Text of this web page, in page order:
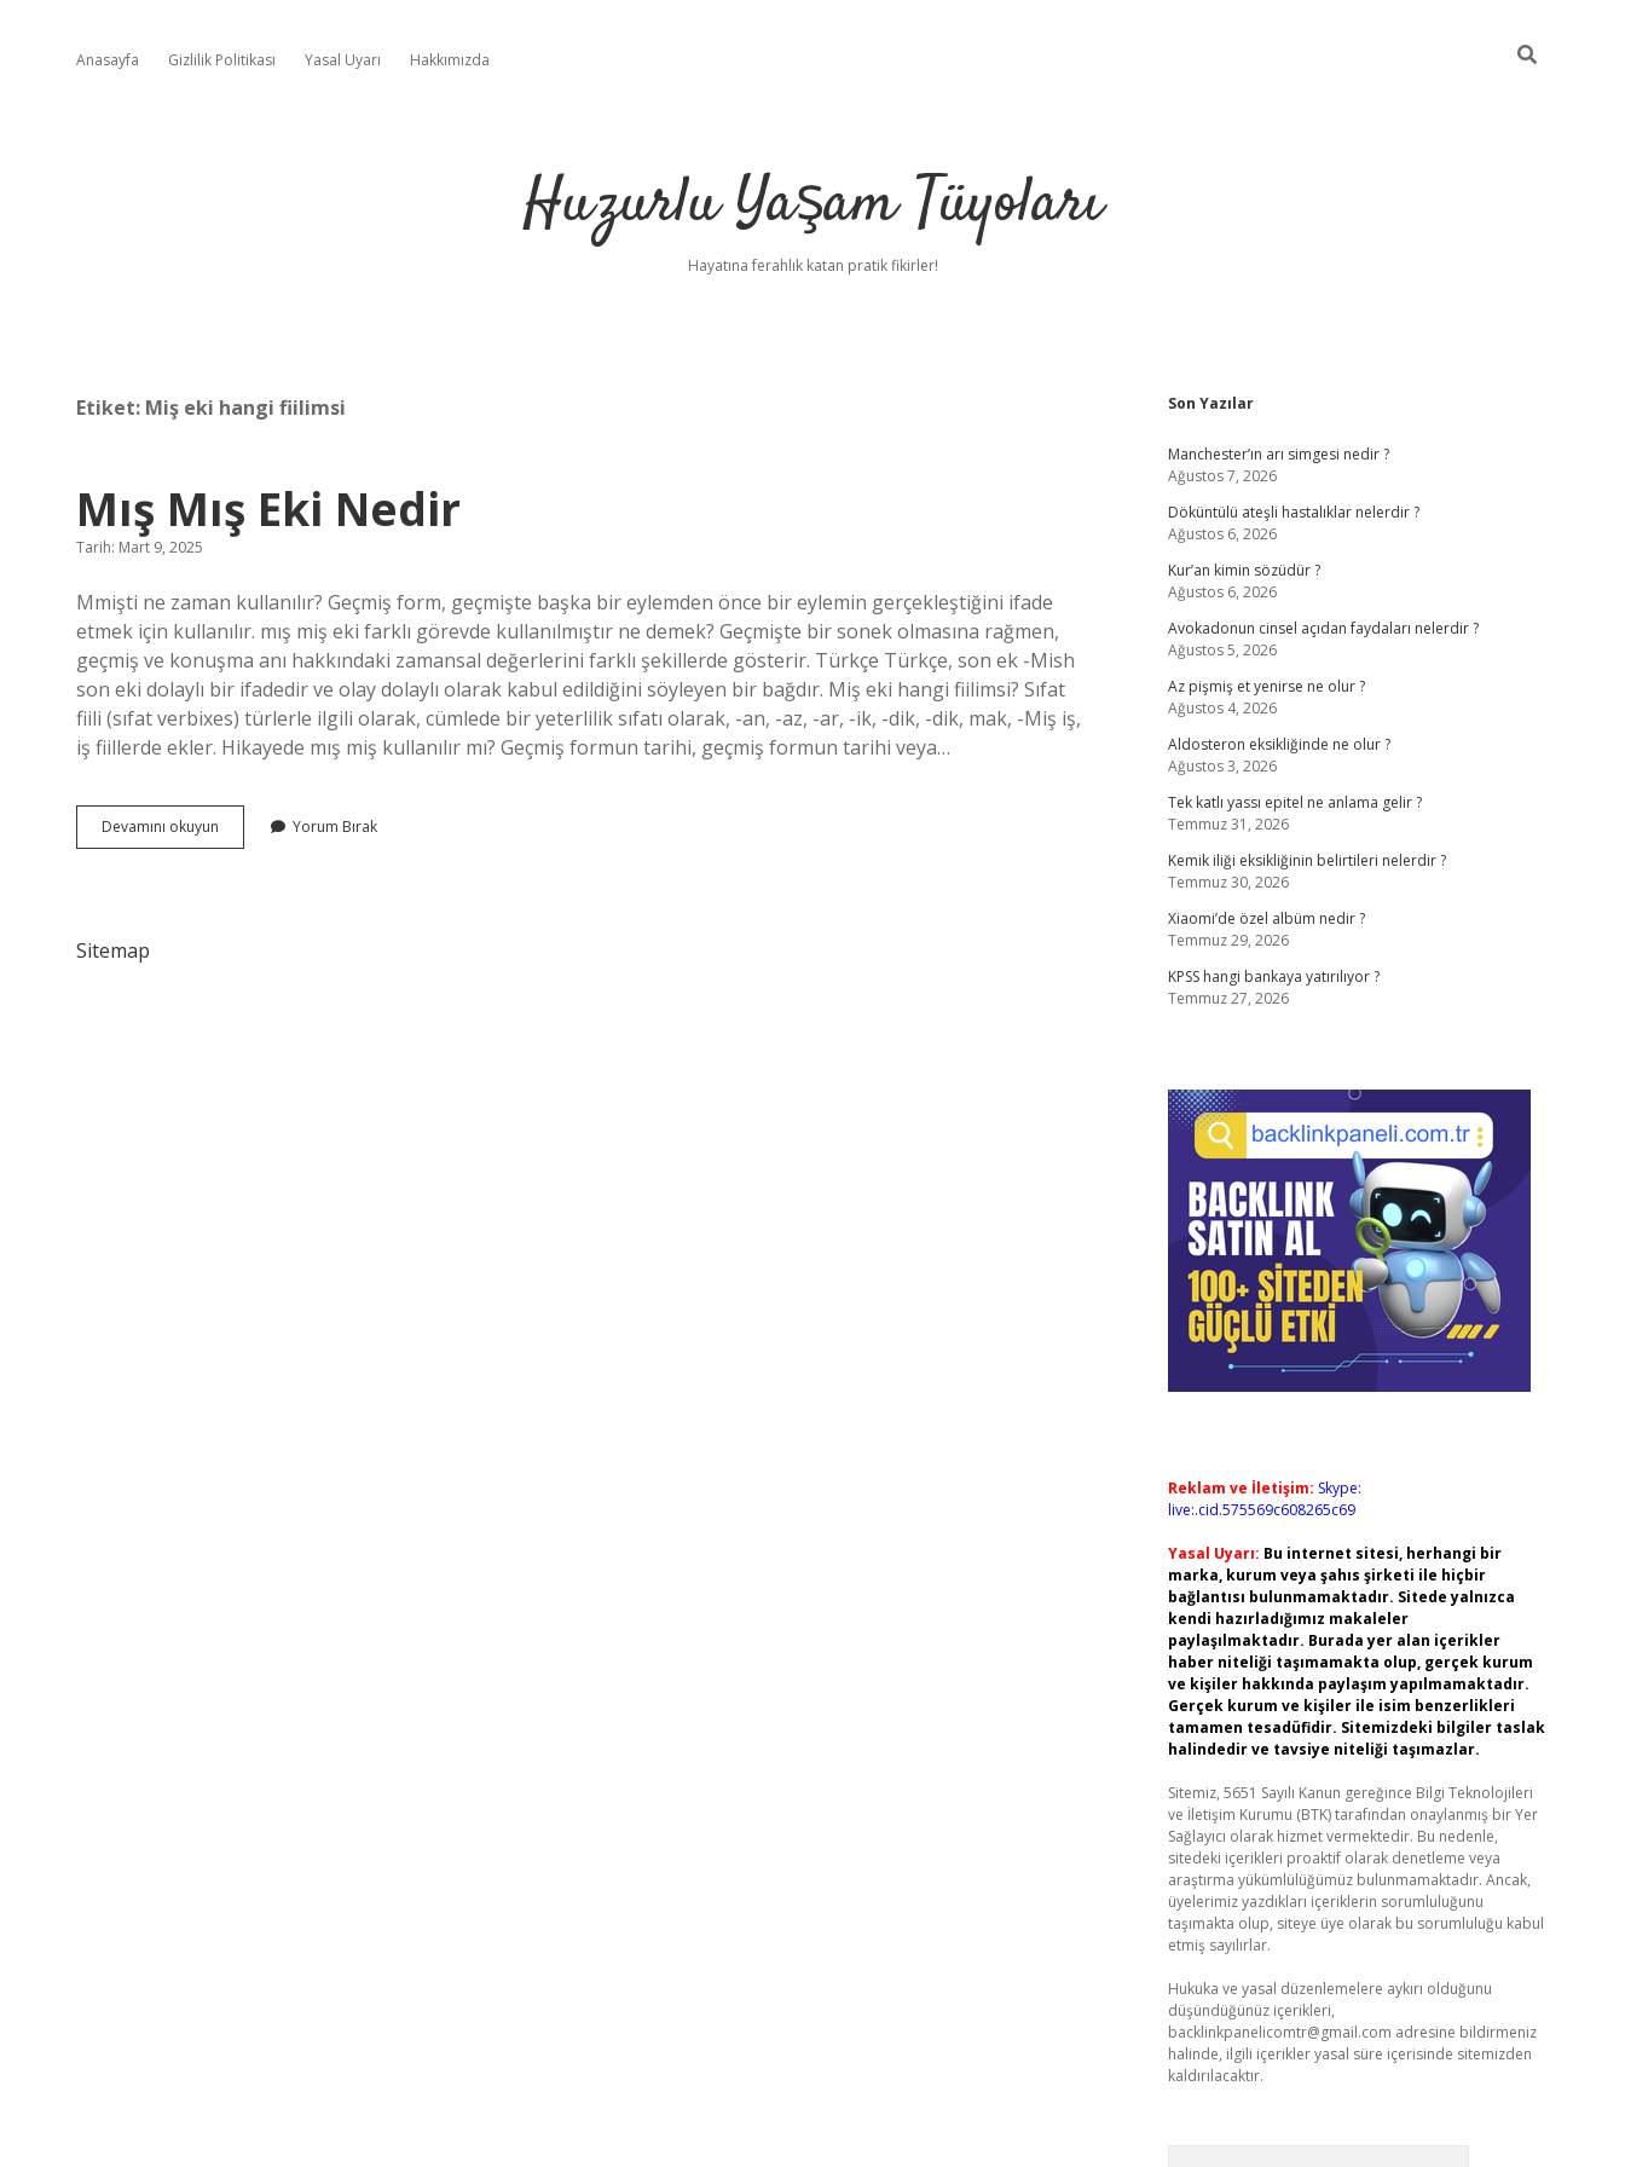
Anasayfa Gizlilik Politikası Yasal Uyarı Hakkımızda
Huzurlu Yaşam Tüyoları
Hayatına ferahlık katan pratik fikirler!
Etiket: Miş eki hangi fiilimsi
Mış Mış Eki Nedir
Tarih: Mart 9, 2025
Mmişti ne zaman kullanılır? Geçmiş form, geçmişte başka bir eylemden önce bir eylemin gerçekleştiğini ifade
etmek için kullanılır. mış miş eki farklı görevde kullanılmıştır ne demek? Geçmişte bir sonek olmasına rağmen,
geçmiş ve konuşma anı hakkındaki zamansal değerlerini farklı şekillerde gösterir. Türkçe Türkçe, son ek -Mish
son eki dolaylı bir ifadedir ve olay dolaylı olarak kabul edildiğini söyleyen bir bağdır. Miş eki hangi fiilimsi? Sıfat
fiili (sıfat verbixes) türlerle ilgili olarak, cümlede bir yeterlilik sıfatı olarak, -an, -az, -ar, -ik, -dik, -dik, mak, -Miş iş,
iş fiillerde ekler. Hikayede mış miş kullanılır mı? Geçmiş formun tarihi, geçmiş formun tarihi veya…
Devamını okuyun
Mış
Yorum Bırak
Sitemap
Sidebar
Son Yazılar
Manchester’ın arı simgesi nedir ?
Ağustos 7, 2026
Döküntülü ateşli hastalıklar nelerdir ?
Ağustos 6, 2026
Kur’an kimin sözüdür ?
Ağustos 6, 2026
Avokadonun cinsel açıdan faydaları nelerdir ?
Ağustos 5, 2026
Az pişmiş et yenirse ne olur ?
Ağustos 4, 2026
Aldosteron eksikliğinde ne olur ?
Ağustos 3, 2026
Tek katlı yassı epitel ne anlama gelir ?
Temmuz 31, 2026
Kemik iliği eksikliğinin belirtileri nelerdir ?
Temmuz 30, 2026
Xiaomi’de özel albüm nedir ?
Temmuz 29, 2026
KPSS hangi bankaya yatırılıyor ?
Temmuz 27, 2026
Reklam ve İletişim: Skype:
live:.cid.575569c608265c69
Yasal Uyarı: Bu internet sitesi, herhangi bir
marka, kurum veya şahıs şirketi ile hiçbir
bağlantısı bulunmamaktadır. Sitede yalnızca
kendi hazırladığımız makaleler
paylaşılmaktadır. Burada yer alan içerikler
haber niteliği taşımamakta olup, gerçek kurum
ve kişiler hakkında paylaşım yapılmamaktadır.
Gerçek kurum ve kişiler ile isim benzerlikleri
tamamen tesadüfidir. Sitemizdeki bilgiler taslak
halindedir ve tavsiye niteliği taşımazlar.
Sitemiz, 5651 Sayılı Kanun gereğince Bilgi Teknolojileri
ve İletişim Kurumu (BTK) tarafından onaylanmış bir Yer
Sağlayıcı olarak hizmet vermektedir. Bu nedenle,
sitedeki içerikleri proaktif olarak denetleme veya
araştırma yükümlülüğümüz bulunmamaktadır. Ancak,
üyelerimiz yazdıkları içeriklerin sorumluluğunu
taşımakta olup, siteye üye olarak bu sorumluluğu kabul
etmiş sayılırlar.
Hukuka ve yasal düzenlemelere aykırı olduğunu
düşündüğünüz içerikleri,
backlinkpanelicomtr@gmail.com adresine bildirmeniz
halinde, ilgili içerikler yasal süre içerisinde sitemizden
kaldırılacaktır.